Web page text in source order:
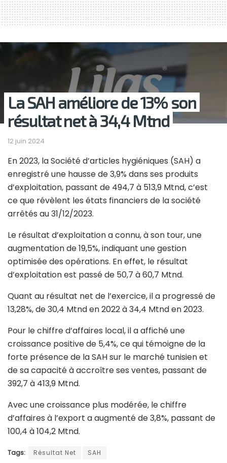
La SAH améliore de 13% son
résultat net à 34,4 Mtnd
12 juin 2024
En 2023, la Société d’articles hygiéniques (SAH) a
enregistré une hausse de 3,9% dans ses produits
d’exploitation, passant de 494,7 à 513,9 Mtnd, c’est
ce que révèlent les états financiers de la société
arrêtés au 31/12/2023.
Le résultat d’exploitation a connu, à son tour, une
augmentation de 19,5%, indiquant une gestion
optimisée des opérations. En effet, le résultat
d’exploitation est passé de 50,7 à 60,7 Mtnd.
Quant au résultat net de l’exercice, il a progressé de
13,28%, de 30,4 Mtnd en 2022 à 34,4 Mtnd en 2023.
Pour le chiffre d’affaires local, il a affiché une
croissance positive de 5,4%, ce qui témoigne de la
forte présence de la SAH sur le marché tunisien et
de sa capacité à accroître ses ventes, passant de
392,7 à 413,9 Mtnd.
Avec une croissance plus modérée, le chiffre
d’affaires à l’export a augmenté de 3,8%, passant de
100,4 à 104,2 Mtnd.
Tags: Résultat Net SAH